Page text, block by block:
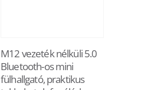
M12 vezeték nélküli 5.0
Bluetooth-os mini
fülhallgató, praktikus